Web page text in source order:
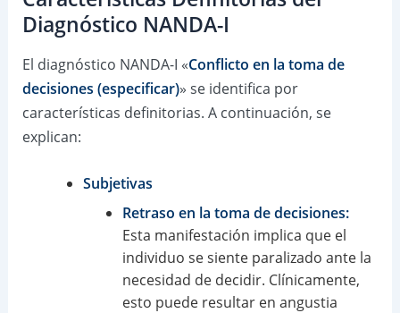
Diagnóstico NANDA-I
El diagnóstico NANDA-I «Conflicto en la toma de
decisiones (especificar)» se identifica por
características definitorias. A continuación, se
explican:
Subjetivas
Retraso en la toma de decisiones:
Esta manifestación implica que el
individuo se siente paralizado ante la
necesidad de decidir. Clínicamente,
esto puede resultar en angustia